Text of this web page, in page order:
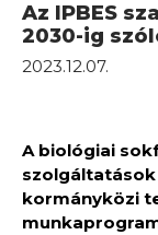
Az IPBES
2030-ig
2023.12.07.
A biológiai
kormányközi